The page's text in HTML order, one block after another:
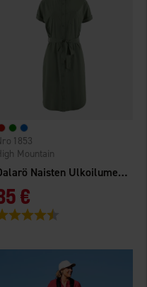
Dalarö Naisten Ulkoilumekko
Mountain
1853
€